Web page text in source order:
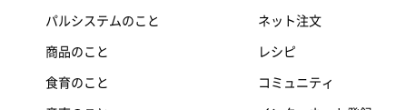
パルシステムのこと
商品のこと
食育のこと
ネット注文
レシピ
コミュニティ